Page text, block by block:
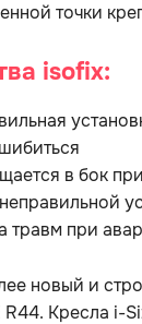
точки
isofix:
в бок
травм при
новый и
Кресла i-